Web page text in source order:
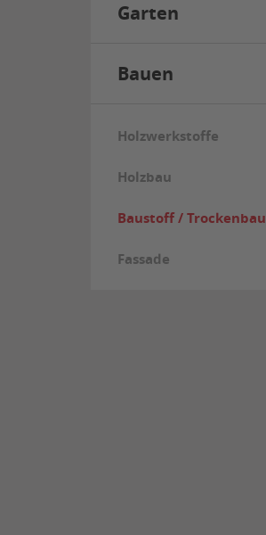
Garten
Bauen
Holzwerkstoffe
Holzbau
Baustoff / Trockenbau
Fassade